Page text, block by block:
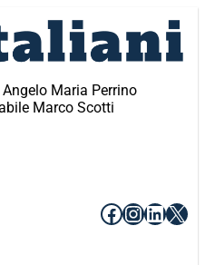
Maria Perrino
Marco Scotti
Facebook
X